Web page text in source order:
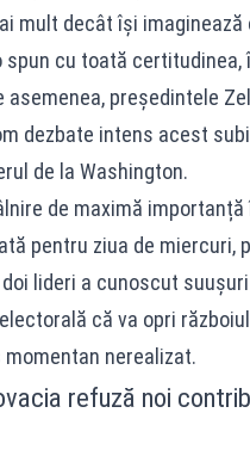
mult decât își
cu toată certitudinea,
asemenea, președintele
dezbate intens acest
de la Washington.
de maximă importanță
pentru ziua de miercuri,
lideri a cunoscut
că va opri
nerealizat.
refuză noi